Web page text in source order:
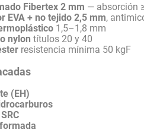
Fibertex 2 mm — absorción
EVA + no tejido 2,5 mm,
1,5–1,8 mm
nylon títulos 20 y 40
resistencia mínima 50 kgF
(EH)